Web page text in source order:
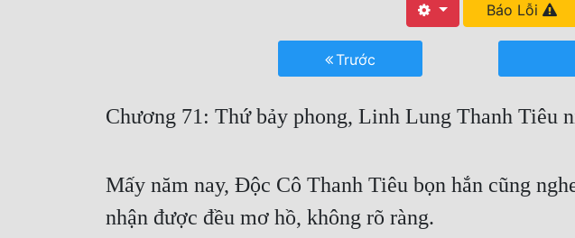
Báo Lỗi
Trước
Chương 71: Thứ bảy phong, Linh Lung Thanh Tiêu
Mấy năm nay, Độc Cô Thanh Tiêu bọn hắn cũng
nhận được đều mơ hồ, không rõ ràng.